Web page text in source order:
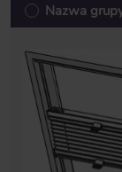
Nazwa